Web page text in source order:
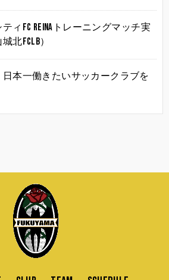
ィFC Reinaトレーニングマッチ実
北FCLB）
日本一働きたいサッカークラブを